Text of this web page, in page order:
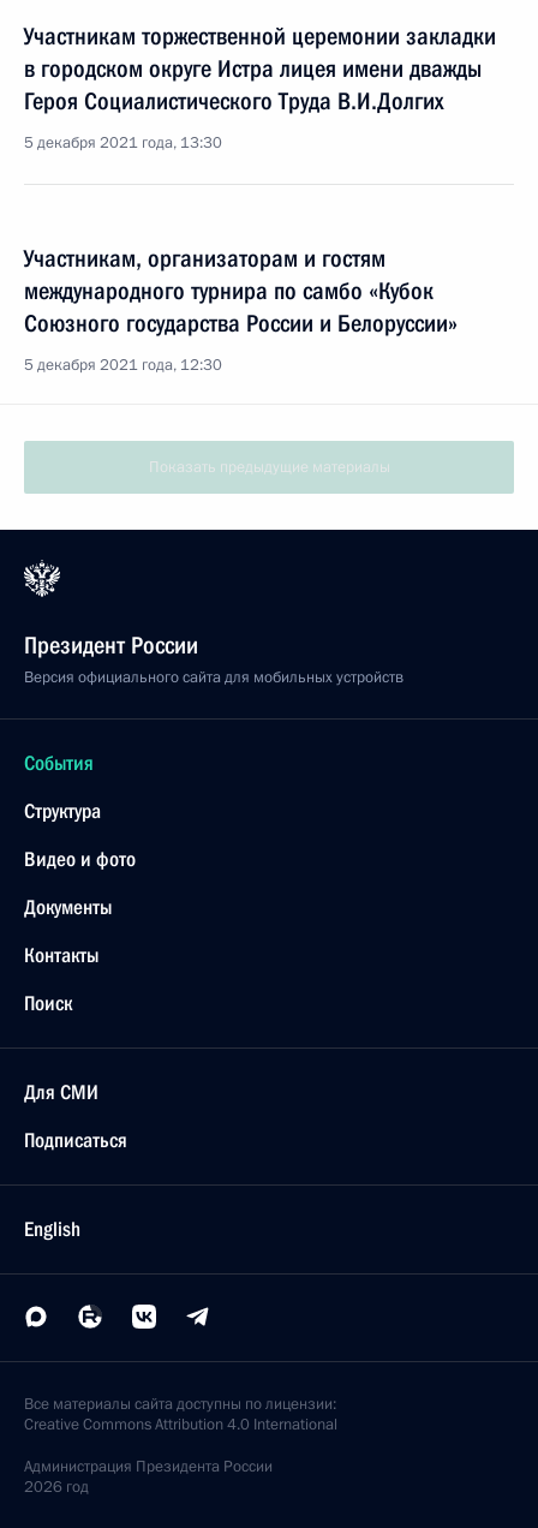
Участникам торжественной церемонии закладки
в городском округе Истра лицея имени дважды
Героя Социалистического Труда В.И.Долгих
5 декабря 2021 года, 13:30
международного турнира по самбо «Кубок
Союзного государства России и Белоруссии»
5 декабря 2021 года, 12:30
3 декабря 2021 года, 20:00
3 декабря 2021 года, 09:00
Участникам финала Всероссийского конкурса
Республики Казахстан – Лидеру нации
1 декабря 2021 года, 14:30
Участникам, организаторам и гостям
летию со дня рождения Георгия Константиновича
Жукова
1 декабря 2021 года, 12:00
Участникам конференции «Глобальные вызовы
XXI века: межпартийное измерение»
Н.Н.Белохвостиковой
29 ноября 2021 года, 18:00